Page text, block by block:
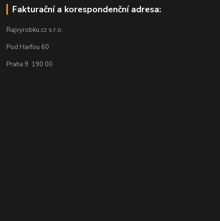
Fakturační a korespondenční adresa:
Rajvyrobku.cz s.r.o.
Pod Harfou 60
Praha 9 190 00